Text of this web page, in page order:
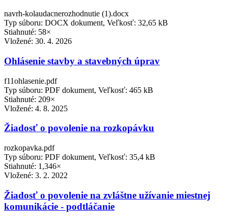
navrh-kolaudacnerozhodnutie (1).docx
Typ súboru: DOCX dokument, Veľkosť: 32,65 kB
Stiahnuté: 58×
Vložené: 30. 4. 2026
Ohlásenie stavby a stavebných úprav
f11ohlasenie.pdf
Typ súboru: PDF dokument, Veľkosť: 465 kB
Stiahnuté: 209×
Vložené: 4. 8. 2025
Žiadosť o povolenie na rozkopávku
rozkopavka.pdf
Typ súboru: PDF dokument, Veľkosť: 35,4 kB
Stiahnuté: 1,346×
Vložené: 3. 2. 2022
Žiadosť o povolenie na zvláštne užívanie miestnej
komunikácie - podtláčanie